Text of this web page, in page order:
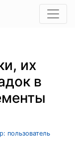
их
в
пользователь